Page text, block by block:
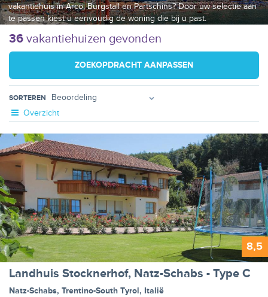
vakantiehuis in Arco, Burgstall en Partschins? Door uw selectie aan
te passen kiest u eenvoudig de woning die bij u past.
36 vakantiehuizen gevonden
ZOEKOPDRACHT AANPASSEN
SORTEREN
Overzicht
8,5
Landhuis Stocknerhof, Natz-Schabs - Type C
Natz-Schabs, Trentino-South Tyrol, Italië